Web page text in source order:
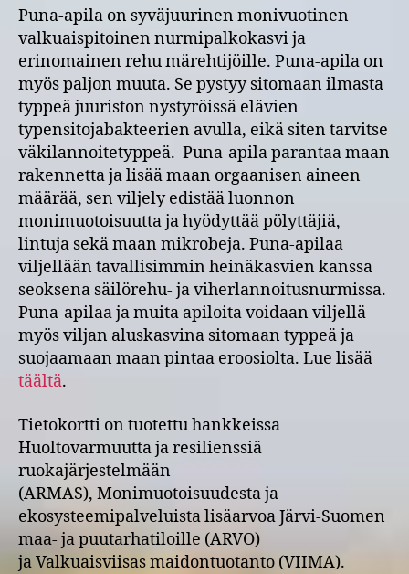
apila
Puna-apila on syväjuurinen monivuotinen
valkuaispitoinen nurmipalkokasvi ja
erinomainen rehu märehtijöille. Puna-apila on
myös paljon muuta. Se pystyy sitomaan ilmasta
typpeä juuriston nystyröissä elävien
typensitojabakteerien avulla, eikä siten tarvitse
väkilannoitetyppeä. Puna-apila parantaa maan
rakennetta ja lisää maan orgaanisen aineen
määrää, sen viljely edistää luonnon
monimuotoisuutta ja hyödyttää pölyttäjiä,
lintuja sekä maan mikrobeja. Puna-apilaa
viljellään tavallisimmin heinäkasvien kanssa
seoksena säilörehu- ja viherlannoitusnurmissa.
Puna-apilaa ja muita apiloita voidaan viljellä
myös viljan aluskasvina sitomaan typpeä ja
suojaamaan maan pintaa eroosiolta. Lue lisää
täältä.
Tietokortti on tuotettu hankkeissa
Huoltovarmuutta ja resilienssiä
ruokajärjestelmään
(ARMAS), Monimuotoisuudesta ja
ekosysteemipalveluista lisäarvoa Järvi-Suomen
maa- ja puutarhatiloille (ARVO)
ja Valkuaisviisas maidontuotanto (VIIMA).